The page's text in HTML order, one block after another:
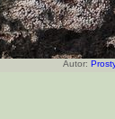
Autor: